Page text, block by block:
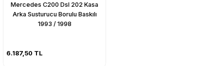
Mercedes C200 Dsl 202 Kasa
Arka Susturucu Borulu Baskılı
1993 / 1998
6.187,50 TL